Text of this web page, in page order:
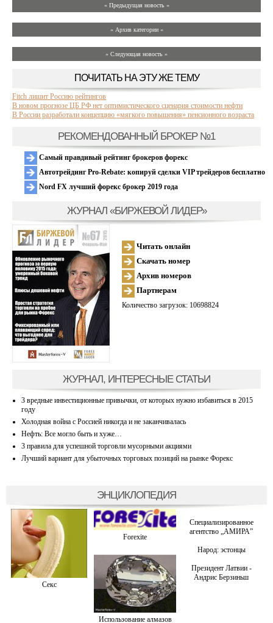
« Предыдущая новость «
» Архив категории «
» Следующая новость »
ПОЧИТАТЬ НА ЭТУ ЖЕ ТЕМУ
Fitch лишит Россию рейтингов
В новом прогнозе ЦБ РФ нет оптимистического сценария стоимости нефти
В России разработали концепцию «мягкого повышения» пенсионного возраста
РЕКОМЕНДОВАННЫЙ БРОКЕР №1
Самый правдивый рейтинг брокеров форекс
Автотрейдинг Pro-Rebate: копируй сделки VIP трейдеров бесплатно
Nord FX лучший форекс брокер 2019 года
ЖУРНАЛ «БИРЖЕВОЙ ЛИДЕР»
Читать онлайн
Скачать номер
Архив номеров
Партнерам
Количество загрузок: 10698824
ЖУРНАЛ, ИНТЕРЕСНЫЕ СТАТЬИ
3 вредные инвестиционные привычки, от которых нужно избавиться в 2015
году
Холодная война с Россией никогда и не заканчивалась
Нефть: Все могло быть и хуже…
3 правила для успешной торговли мусорными акциями
Лучший вариант для убыточных торговых позиций на рынке Форекс
ЭНЦИКЛОПЕДИЯ
Секс
Forexite
Специализированное
агентство „АМИРА”
Народ: эстонцы
Использование алмазов
Президент Латвии -
Андрис Берзиньш